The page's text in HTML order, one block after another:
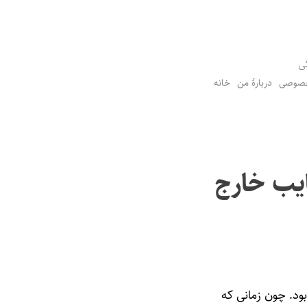
خانه دربارهٔ من
خارج
از اونجا بود. چون زمانی که